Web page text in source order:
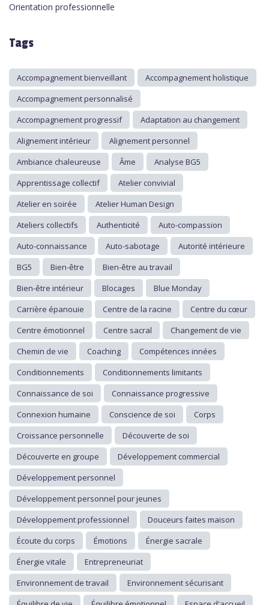
Orientation professionnelle
Tags
Accompagnement bienveillant
Accompagnement holistique
Accompagnement personnalisé
Accompagnement progressif
Adaptation au changement
Alignement intérieur
Alignement personnel
Ambiance chaleureuse
Âme
Analyse BG5
Apprentissage collectif
Atelier convivial
Atelier en soirée
Atelier Human Design
Ateliers collectifs
Authenticité
Auto-compassion
Auto-connaissance
Auto-sabotage
Autorité intérieure
BG5
Bien-être
Bien-être au travail
Bien-être intérieur
Blocages
Blue Monday
Carrière épanouie
Centre de la racine
Centre du cœur
Centre émotionnel
Centre sacral
Changement de vie
Chemin de vie
Coaching
Compétences innées
Conditionnements
Conditionnements limitants
Connaissance de soi
Connaissance progressive
Connexion humaine
Conscience de soi
Corps
Croissance personnelle
Découverte de soi
Découverte en groupe
Développement commercial
Développement personnel
Développement personnel pour jeunes
Développement professionnel
Douceurs faites maison
Écoute du corps
Émotions
Énergie sacrale
Énergie vitale
Entrepreneuriat
Environnement de travail
Environnement sécurisant